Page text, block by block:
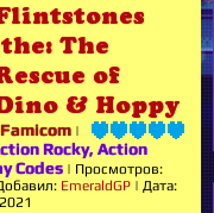
The
of
& Hoppy
|
Rocky, Action
Codes | Просмотров:
EmeraldGP | Дата: